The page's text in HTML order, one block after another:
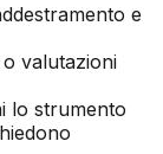
e
valutazioni
lo strumento